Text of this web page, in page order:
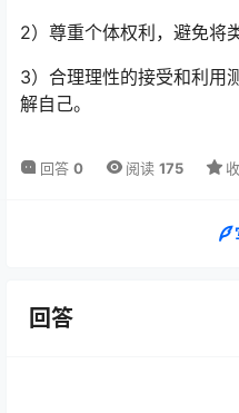
2）尊重个体权利，避免将
3）合理理性的接受和利用
解自己。
回答 0 阅读 175
回答